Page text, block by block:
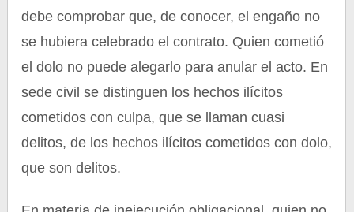
debe comprobar que, de conocer, el engaño no
se hubiera celebrado el contrato. Quien cometió
el dolo no puede alegarlo para anular el acto. En
sede civil se distinguen los hechos ilícitos
cometidos con culpa, que se llaman cuasi
delitos, de los hechos ilícitos cometidos con dolo,
que son delitos.